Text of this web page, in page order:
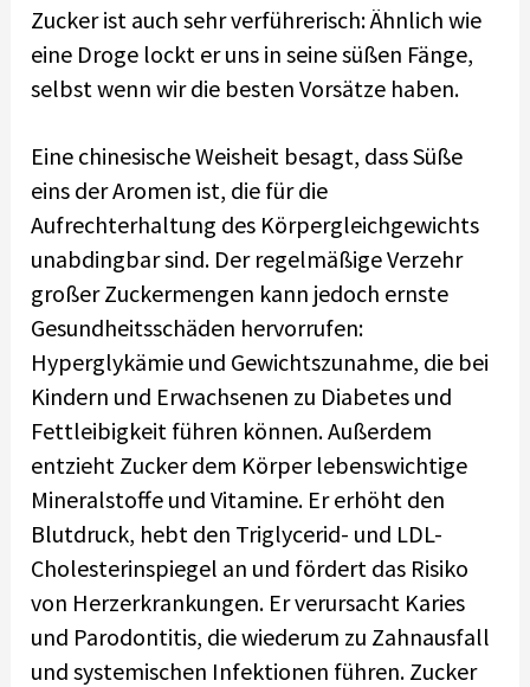
Zucker ist auch sehr verführerisch: Ähnlich wie
eine Droge lockt er uns in seine süßen Fänge,
selbst wenn wir die besten Vorsätze haben.
Eine chinesische Weisheit besagt, dass Süße
eins der Aromen ist, die für die
Aufrechterhaltung des Körpergleichgewichts
unabdingbar sind. Der regelmäßige Verzehr
großer Zuckermengen kann jedoch ernste
Gesundheitsschäden hervorrufen:
Hyperglykämie und Gewichtszunahme, die bei
Kindern und Erwachsenen zu Diabetes und
Fettleibigkeit führen können. Außerdem
entzieht Zucker dem Körper lebenswichtige
Mineralstoffe und Vitamine. Er erhöht den
Blutdruck, hebt den Triglycerid- und LDL-
Cholesterinspiegel an und fördert das Risiko
von Herzerkrankungen. Er verursacht Karies
und Parodontitis, die wiederum zu Zahnausfall
und systemischen Infektionen führen. Zucker